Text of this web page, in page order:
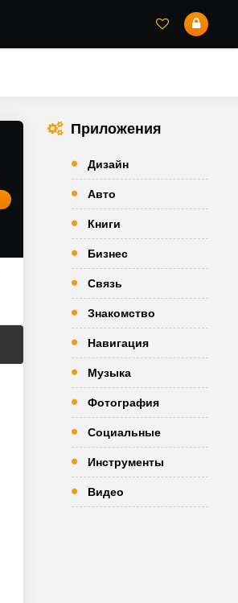
Приложения
Дизайн
Авто
Книги
Бизнес
Связь
Знакомство
Навигация
Музыка
Фотография
Социальные
Инструменты
Видео